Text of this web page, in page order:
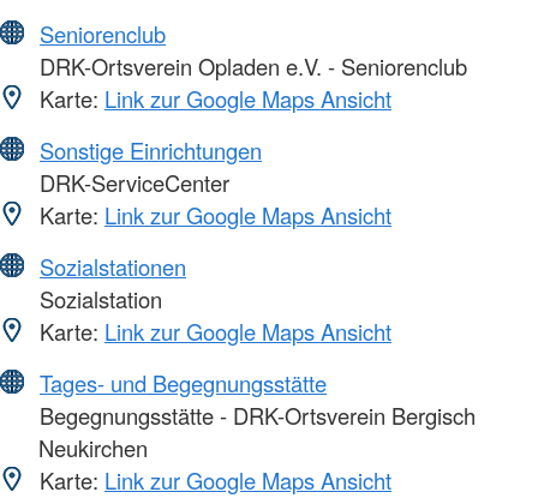
Seniorenclub
DRK-Ortsverein Opladen e.V. - Seniorenclub
Karte: Link zur Google Maps Ansicht
Sonstige Einrichtungen
DRK-ServiceCenter
Karte: Link zur Google Maps Ansicht
Sozialstationen
Sozialstation
Karte: Link zur Google Maps Ansicht
Tages- und Begegnungsstätte
Begegnungsstätte - DRK-Ortsverein Bergisch
Neukirchen
Karte: Link zur Google Maps Ansicht